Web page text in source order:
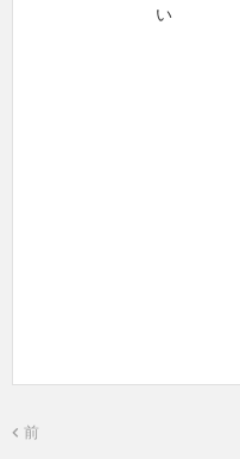
い
前